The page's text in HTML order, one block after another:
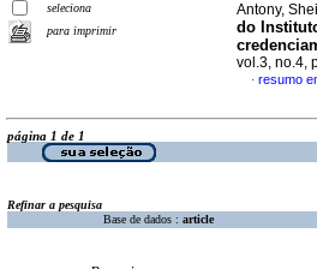
seleciona
para imprimir
Antony,
do
vol.3, no.4,
· resumo
página 1 de 1
Refinar a pesquisa
Base de dados : article